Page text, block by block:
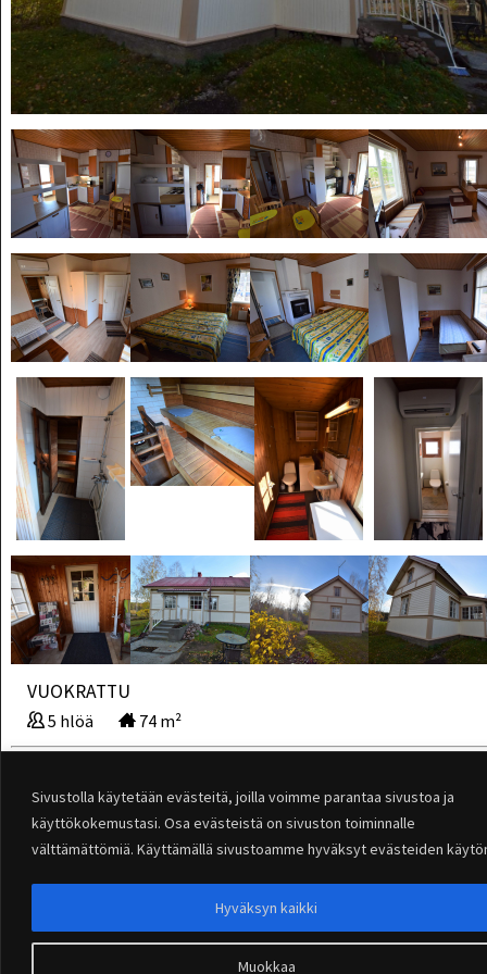
Sivustolla käytetään evästeitä, joilla voimme parantaa sivustoa ja
käyttökokemustasi. Osa evästeistä on sivuston toiminnalle
välttämättömiä. Käyttämällä sivustoamme hyväksyt evästeiden
Muokkaa
Hyväksyn kaikki
VUOKRATTU
5 hlöä 74 m²
Ei Käytössä
©2026 - Merenrantamökit